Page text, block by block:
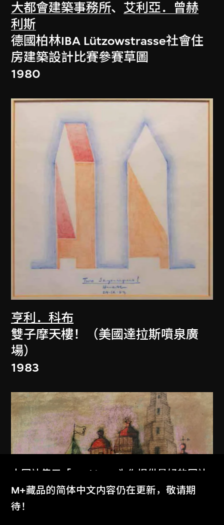
大都會建築事務所、 艾利亞．曾赫
利斯
德國柏林IBA Lützowstrasse社會住
房建築設計比賽參賽草圖
1980
亨利．科布
雙子摩天樓！（美國達拉斯噴泉廣
場）
1983
本网站使用「Cookies」为你提供最好的网站
体验。
了解更多
M+藏品的简体中文内容仍在更新，敬请期
待！